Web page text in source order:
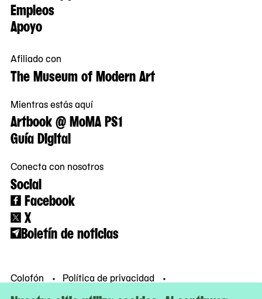
Empleos
Apoyo
Afiliado con
The Museum of Modern Art
Mientras estás aquí
Artbook @ MoMA PS1
Guía Digital
Conecta con nosotros
Social
Facebook
X
Boletín de noticias
Colofón
Política de privacidad